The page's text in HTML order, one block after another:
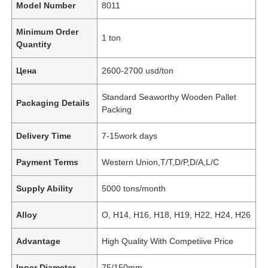
Model Number 8011
Minimum Order
Quantity
1 ton
Цена 2600-2700 usd/ton
Packaging Details
Standard Seaworthy Wooden Pallet
Packing
Delivery Time 7-15work days
Payment Terms Western Union,T/T,D/P,D/A,L/C
Supply Ability 5000 tons/month
Alloy O, H14, H16, H18, H19, H22, H24, H26
Advantage High Quality With Competiive Price